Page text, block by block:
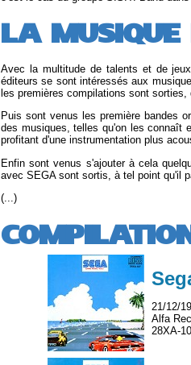
LA MUSIQUE
Avec la multitude de talents et de
éditeurs se sont intéressés aux
les premières compilations sont sorties,
Puis sont venus les première bandes
des musiques, telles qu'on les connaît
profitant d'une instrumentation plus
Enfin sont venus s'ajouter à cela
avec SEGA sont sortis, à tel point qu'il
(...)
21/12/
Alfa
28XA-